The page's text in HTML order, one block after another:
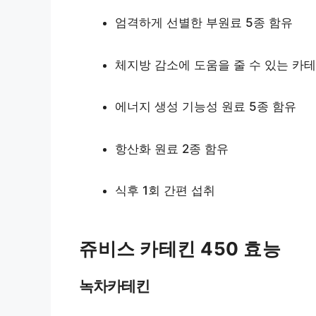
엄격하게 선별한 부원료 5종 함유
체지방 감소에 도움을 줄 수 있는 카
에너지 생성 기능성 원료 5종 함유
항산화 원료 2종 함유
식후 1회 간편 섭취
쥬비스 카테킨 450 효능
녹차카테킨